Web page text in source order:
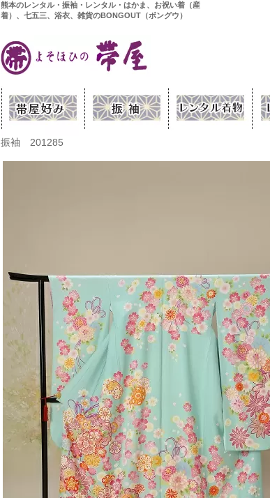
熊本のレンタル・振袖・レンタル・はかま、お祝い着（産
着）、七五三、浴衣、雑貨のBONGOUT（ボングウ）
振袖 201285